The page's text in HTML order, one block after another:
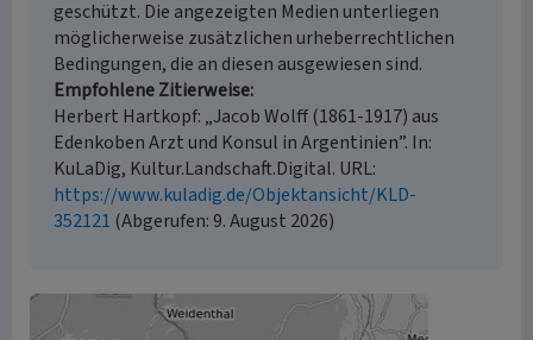
geschützt. Die angezeigten Medien unterliegen
möglicherweise zusätzlichen urheberrechtlichen
Bedingungen, die an diesen ausgewiesen sind.
Empfohlene Zitierweise
Herbert Hartkopf: „Jacob Wolff (1861-1917) aus
Edenkoben Arzt und Konsul in Argentinien”. In:
KuLaDig, Kultur.Landschaft.Digital. URL:
https://www.kuladig.de/Objektansicht/KLD-
352121 (Abgerufen: 9. August 2026)